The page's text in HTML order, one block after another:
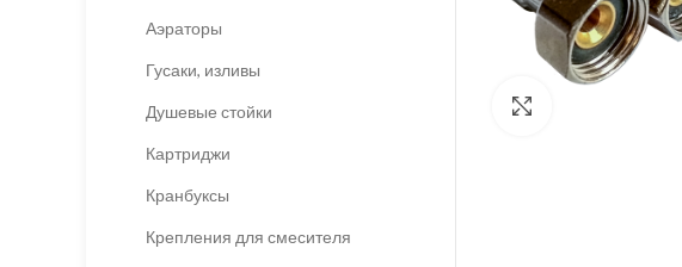
Аэраторы
Гусаки, изливы
Душевые стойки
Картриджи
Кранбуксы
Крепления для смесителя